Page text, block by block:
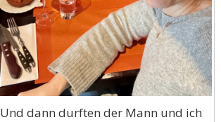
Und dann durften der Mann und ich